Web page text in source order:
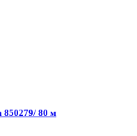
850279/ 80 м